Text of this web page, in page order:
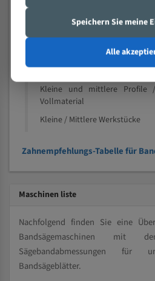
Stahl
Speziell entwickelt für Profile /
Kleine und mittlere Profile
Vollmaterial
Kleine / Mittlere Werkstücke
Zahnempfehlungs-Tabelle für
Maschinen liste
Nachfolgend finden Sie eine
Bandsägemaschinen mit
Sägebandabmessungen für
Bandsägeblätter.
Speichern Sie meine
Alle